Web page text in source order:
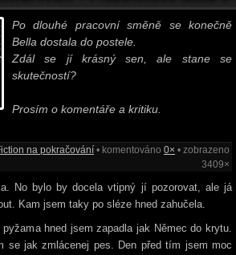
Po dlouhé pracovní směně se konečně
Bella dostala do postele.
Zdál se jí krásný sen, ale stane se
skutečností?
Prosím o komentáře a kritiku.
na pokračování • komentováno 0× • zobrazeno
3409×
No bylo by docela vtipný jí pozorovat, ale já
Kam jsem taky po sléze hned zahučela.
hned jsem zapadla jak Němec do krytu.
se jak zmlácenej pes. Den před tím jsem moc